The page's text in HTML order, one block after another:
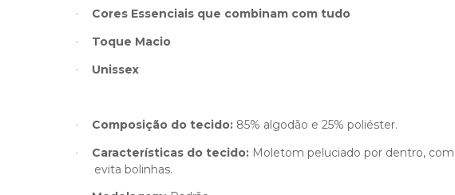
· Cores Essenciais que combinam com tudo
· Toque Macio
· Unissex
· Composição do tecido: 85% algodão e 25% poliéster.
· Características do tecido: Moletom peluciado por dentro,
evita bolinhas.